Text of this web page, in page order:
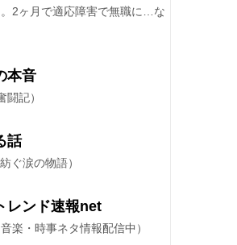
。2ヶ月で適応障害で無職に…な
本音
闘記）
話
ぐ涙の物語）
レンド速報net
楽・時事ネタ情報配信中）